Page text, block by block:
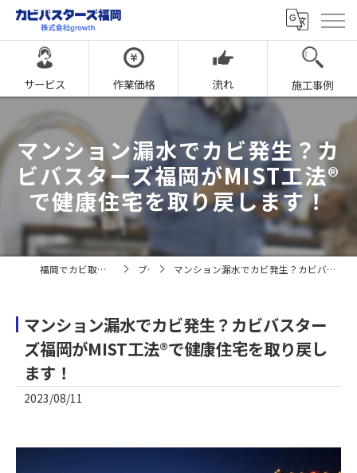
サービス 作業価格 流れ 施工事例
マンション漏水でカビ発生？カ
ビバスターズ福岡がMIST工法®
で健康住宅を取り戻します！
福岡でカビ取りならカビバスターズ福岡 ブログ マンション漏水でカビ発生？カビバスターズ福岡がMIST工法®で健康住宅を取り戻します！
マンション漏水でカビ発生？カビバスター
ズ福岡がMIST工法®で健康住宅を取り戻し
ます！
2023/08/11